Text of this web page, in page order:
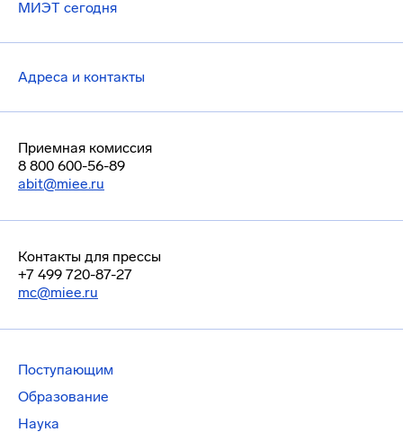
МИЭТ сегодня
Адреса и контакты
Приемная комиссия
8 800 600-56-89
abit@miee.ru
Контакты для прессы
+7 499 720-87-27
mc@miee.ru
Поступающим
Образование
Наука